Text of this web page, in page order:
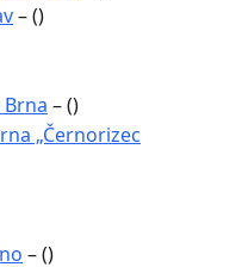
– ()
– ()
„Černorizec
– ()